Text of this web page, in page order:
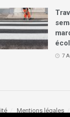
7
Mentions légales